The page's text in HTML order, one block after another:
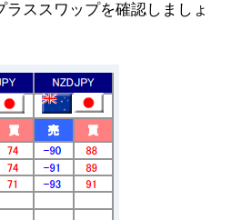
ススワップを確認しましょ